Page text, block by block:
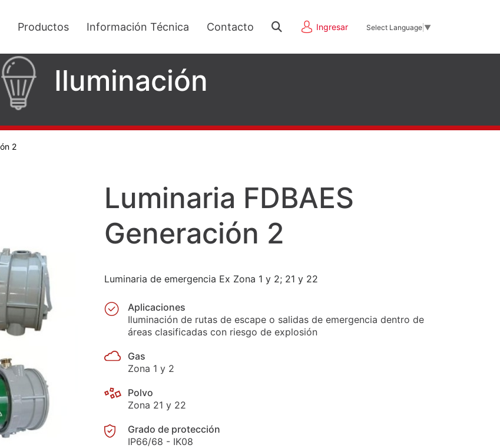
Productos Información Técnica Contacto Ingresar Select Language ▼
Iluminación
2
Luminaria FDBAES
Generación 2
Luminaria de emergencia Ex Zona 1 y 2; 21 y 22
Aplicaciones
Iluminación de rutas de escape o salidas de emergencia dentro de
áreas clasificadas con riesgo de explosión
Gas
Zona 1 y 2
Polvo
Zona 21 y 22
Grado de protección
IP66/68 - IK08